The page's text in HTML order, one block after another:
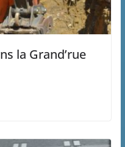
la Grand’rue